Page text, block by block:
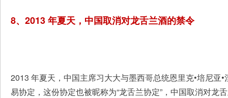
8、2013 年夏天，中国取消对龙舌兰酒的禁令
2013 年夏天，中国主席习大大与墨西哥总统恩里克•培尼亚
易协定，这份协定也被昵称为“龙舌兰协定”，中国取消对龙